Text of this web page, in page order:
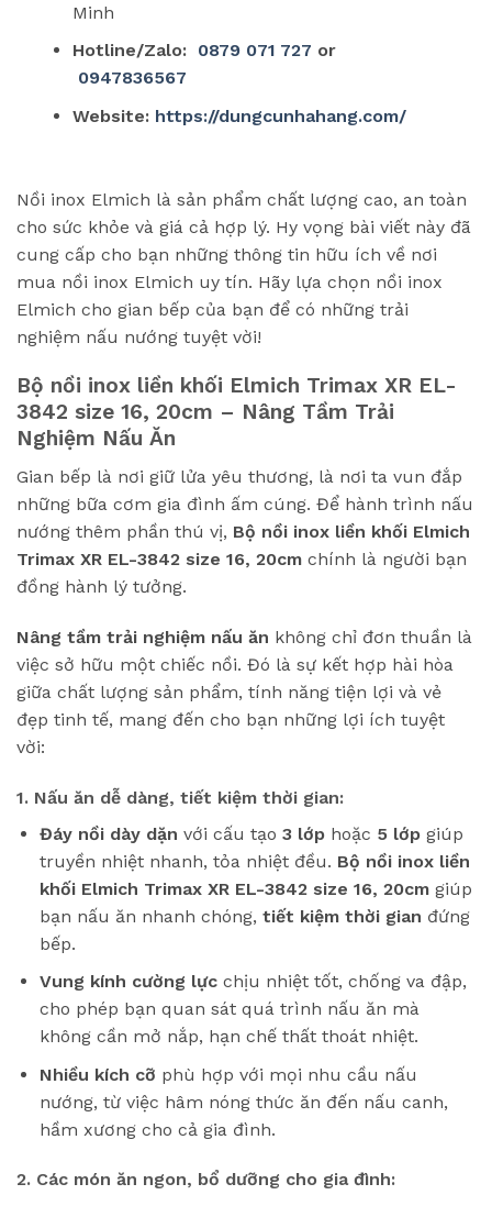
Minh
Hotline/Zalo: 0879 071 727 or
0947836567
Website: https://dungcunhahang.com/
Nồi inox Elmich là sản phẩm chất lượng cao, an toàn
cho sức khỏe và giá cả hợp lý. Hy vọng bài viết này đã
cung cấp cho bạn những thông tin hữu ích về nơi
mua nồi inox Elmich uy tín. Hãy lựa chọn nồi inox
Elmich cho gian bếp của bạn để có những trải
nghiệm nấu nướng tuyệt vời!
Bộ nồi inox liền khối Elmich Trimax XR EL-
3842 size 16, 20cm – Nâng Tầm Trải
Nghiệm Nấu Ăn
Gian bếp là nơi giữ lửa yêu thương, là nơi ta vun đắp
những bữa cơm gia đình ấm cúng. Để hành trình nấu
nướng thêm phần thú vị, Bộ nồi inox liền khối Elmich
Trimax XR EL-3842 size 16, 20cm chính là người bạn
đồng hành lý tưởng.
Nâng tầm trải nghiệm nấu ăn không chỉ đơn thuần là
việc sở hữu một chiếc nồi. Đó là sự kết hợp hài hòa
giữa chất lượng sản phẩm, tính năng tiện lợi và vẻ
đẹp tinh tế, mang đến cho bạn những lợi ích tuyệt
vời:
1. Nấu ăn dễ dàng, tiết kiệm thời gian:
Đáy nồi dày dặn với cấu tạo 3 lớphoặc 5 lớpgiúp
truyền nhiệt nhanh, tỏa nhiệt đều. Bộ nồi inox liền
khối Elmich Trimax XR EL-3842 size 16, 20cmgiúp
bạn nấu ăn nhanh chóng, tiết kiệm thời gian đứng
bếp.
Vung kính cường lựcchịu nhiệt tốt, chống va đập,
cho phép bạn quan sát quá trình nấu ăn mà
không cần mở nắp, hạn chế thất thoát nhiệt.
Nhiều kích cỡ phù hợp với mọi nhu cầu nấu
nướng, từ việc hâm nóng thức ăn đến nấu canh,
hầm xương cho cả gia đình.
2. Các món ăn ngon, bổ dưỡng cho gia đình: